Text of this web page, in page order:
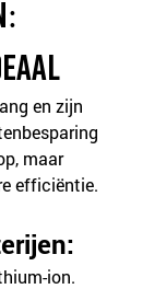
en zijn
maar
efficiëntie.
ion.